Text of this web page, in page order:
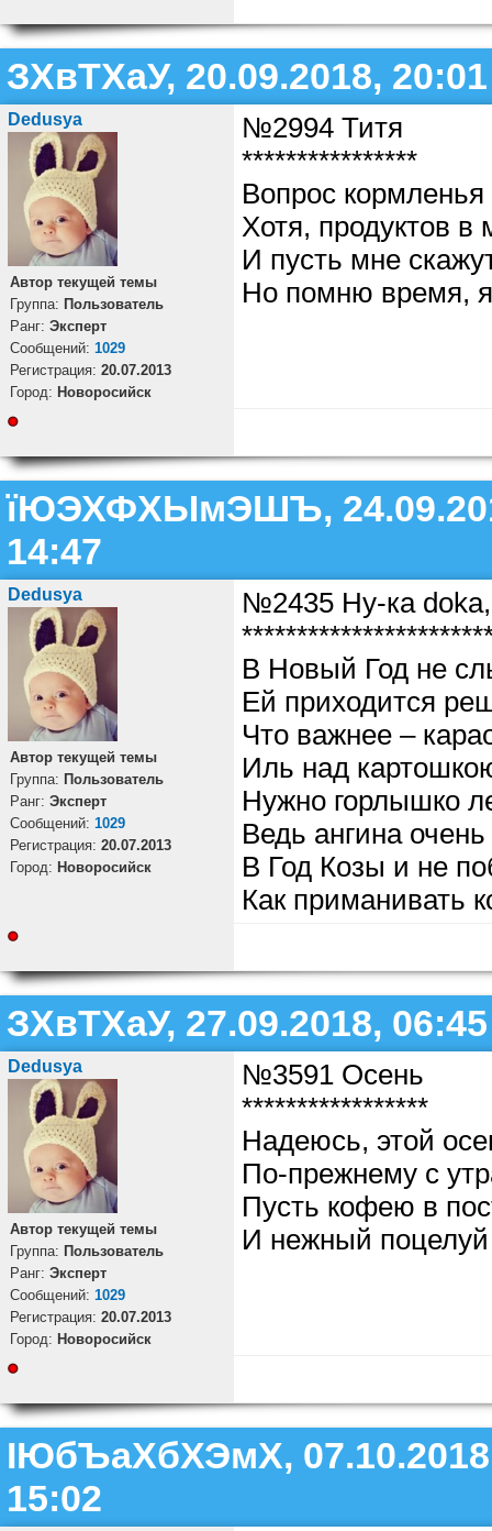
ЗХвТХаУ, 20.09.2018, 20:01
Dedusya
Автор текущей темы
Группа: Пользователь
Ранг: Эксперт
Cообщений: 1029
Регистрация: 20.07.2013
Город: Новоросийск
№2994 Титя
****************
Вопрос кормленья
Хотя, продуктов в
И пусть мне
Но помню время,
їЮЭХФХЫмЭШЪ,
14:47
Dedusya
Автор текущей темы
Группа: Пользователь
Ранг: Эксперт
Cообщений: 1029
Регистрация: 20.07.2013
Город: Новоросийск
№2435 Ну-ка
В Новый Год не
Ей приходится
Что важнее –
Иль над
Нужно горлышко
Ведь ангина
В Год Козы и не
Как приманивать
ЗХвТХаУ, 27.09.2018, 06:45
Dedusya
Автор текущей темы
Группа: Пользователь
Ранг: Эксперт
Cообщений: 1029
Регистрация: 20.07.2013
Город: Новоросийск
№3591 Осень
*****************
Надеюсь, этой
По-прежнему с
Пусть кофею в
И нежный поцелуй
ІЮбЪаХбХЭмХ,
15:02